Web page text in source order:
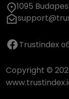
1095
Trustindex
Copyright ©